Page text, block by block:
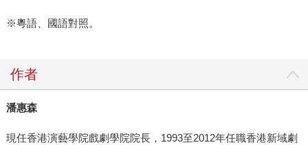
※粵語、國語對照。
作者
潘惠森
現任香港演藝學院戲劇學院院長，1993至2012年任職香港新域劇